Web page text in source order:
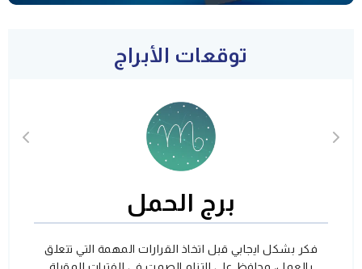
توقعات الأبراج
برج الحمل
فكر بشكل ايجابي قبل اتخاذ القرارات المهمة التي تتعلق
بالعمل، وحافظ على التزام الصمت في الفترات المقبلة